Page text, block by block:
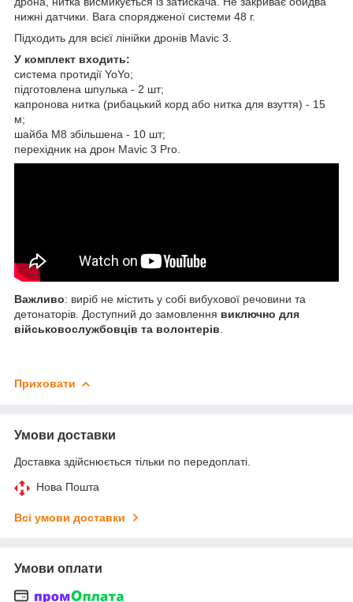
нижні датчики. Вага спорядженої системи 48 г.
Підходить для всієї лінійки дронів Mavic 3.
У комплект входить:
система протидії YoYo;
підготовлена шпулька - 2 шт;
капронова нитка (рибацький корд або нитка для взуття) - 15
м;
шайба М8 збільшена - 10 шт;
перехідник на дрон Mavic 3 Pro.
Важливо: виріб не містить у собі вибухової речовини та
детонаторів. Доступний до замовлення виключно для
військовослужбовців та волонтерів
Приховати
Умови доставки
Доставка здійснюється тільки по передоплаті.
Нова Пошта
Всі умови доставки
Умови оплати